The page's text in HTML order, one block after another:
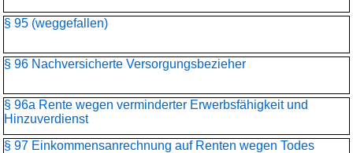
§ 95 (weggefallen)
§ 96 Nachversicherte Versorgungsbezieher
§ 96a Rente wegen verminderter Erwerbsfähigkeit und
Hinzuverdienst
§ 97 Einkommensanrechnung auf Renten wegen Todes